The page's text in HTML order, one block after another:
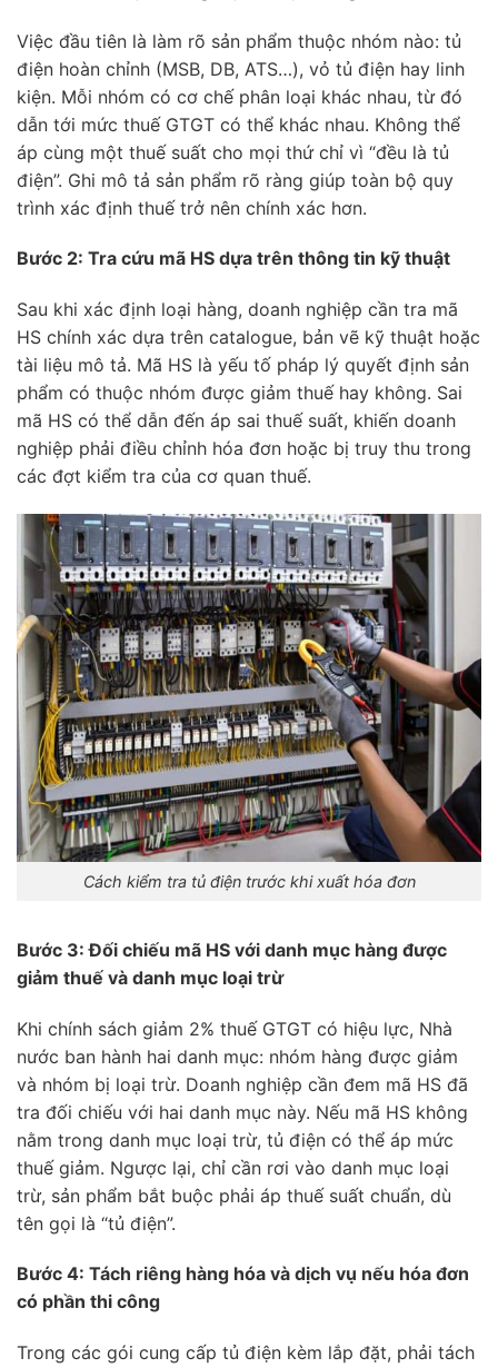
Việc đầu tiên là làm rõ sản phẩm thuộc nhóm nào: tủ
điện hoàn chỉnh (MSB, DB, ATS…), vỏ tủ điện hay linh
kiện. Mỗi nhóm có cơ chế phân loại khác nhau, từ đó
dẫn tới mức thuế GTGT có thể khác nhau. Không thể
áp cùng một thuế suất cho mọi thứ chỉ vì “đều là tủ
điện”. Ghi mô tả sản phẩm rõ ràng giúp toàn bộ quy
trình xác định thuế trở nên chính xác hơn.
Bước 2: Tra cứu mã HS dựa trên thông tin kỹ thuật
Sau khi xác định loại hàng, doanh nghiệp cần tra mã
HS chính xác dựa trên catalogue, bản vẽ kỹ thuật hoặc
tài liệu mô tả. Mã HS là yếu tố pháp lý quyết định sản
phẩm có thuộc nhóm được giảm thuế hay không. Sai
mã HS có thể dẫn đến áp sai thuế suất, khiến doanh
nghiệp phải điều chỉnh hóa đơn hoặc bị truy thu trong
các đợt kiểm tra của cơ quan thuế.
Cách kiểm tra tủ điện trước khi xuất hóa đơn
Bước 3: Đối chiếu mã HS với danh mục hàng được
giảm thuế và danh mục loại trừ
Khi chính sách giảm 2% thuế GTGT có hiệu lực, Nhà
nước ban hành hai danh mục: nhóm hàng được giảm
và nhóm bị loại trừ. Doanh nghiệp cần đem mã HS đã
tra đối chiếu với hai danh mục này. Nếu mã HS không
nằm trong danh mục loại trừ, tủ điện có thể áp mức
thuế giảm. Ngược lại, chỉ cần rơi vào danh mục loại
trừ, sản phẩm bắt buộc phải áp thuế suất chuẩn, dù
tên gọi là “tủ điện”.
Bước 4: Tách riêng hàng hóa và dịch vụ nếu hóa đơn
có phần thi công
Trong các gói cung cấp tủ điện kèm lắp đặt, phải tách